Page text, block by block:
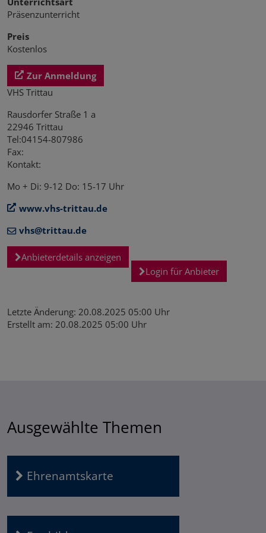
Präsenzunterricht
Preis
Kostenlos
Zur Anmeldung
VHS Trittau
Rausdorfer Straße 1 a
22946 Trittau
Tel:04154-807986
Fax:
Kontakt:
Mo + Di: 9-12 Do: 15-17 Uhr
www.vhs-trittau.de
vhs@trittau.de
Anbieterdetails anzeigen
Login für Anbieter
Letzte Änderung: 20.08.2025 05:00 Uhr
Erstellt am: 20.08.2025 05:00 Uhr
Ausgewählte Themen
Ehrenamtskarte